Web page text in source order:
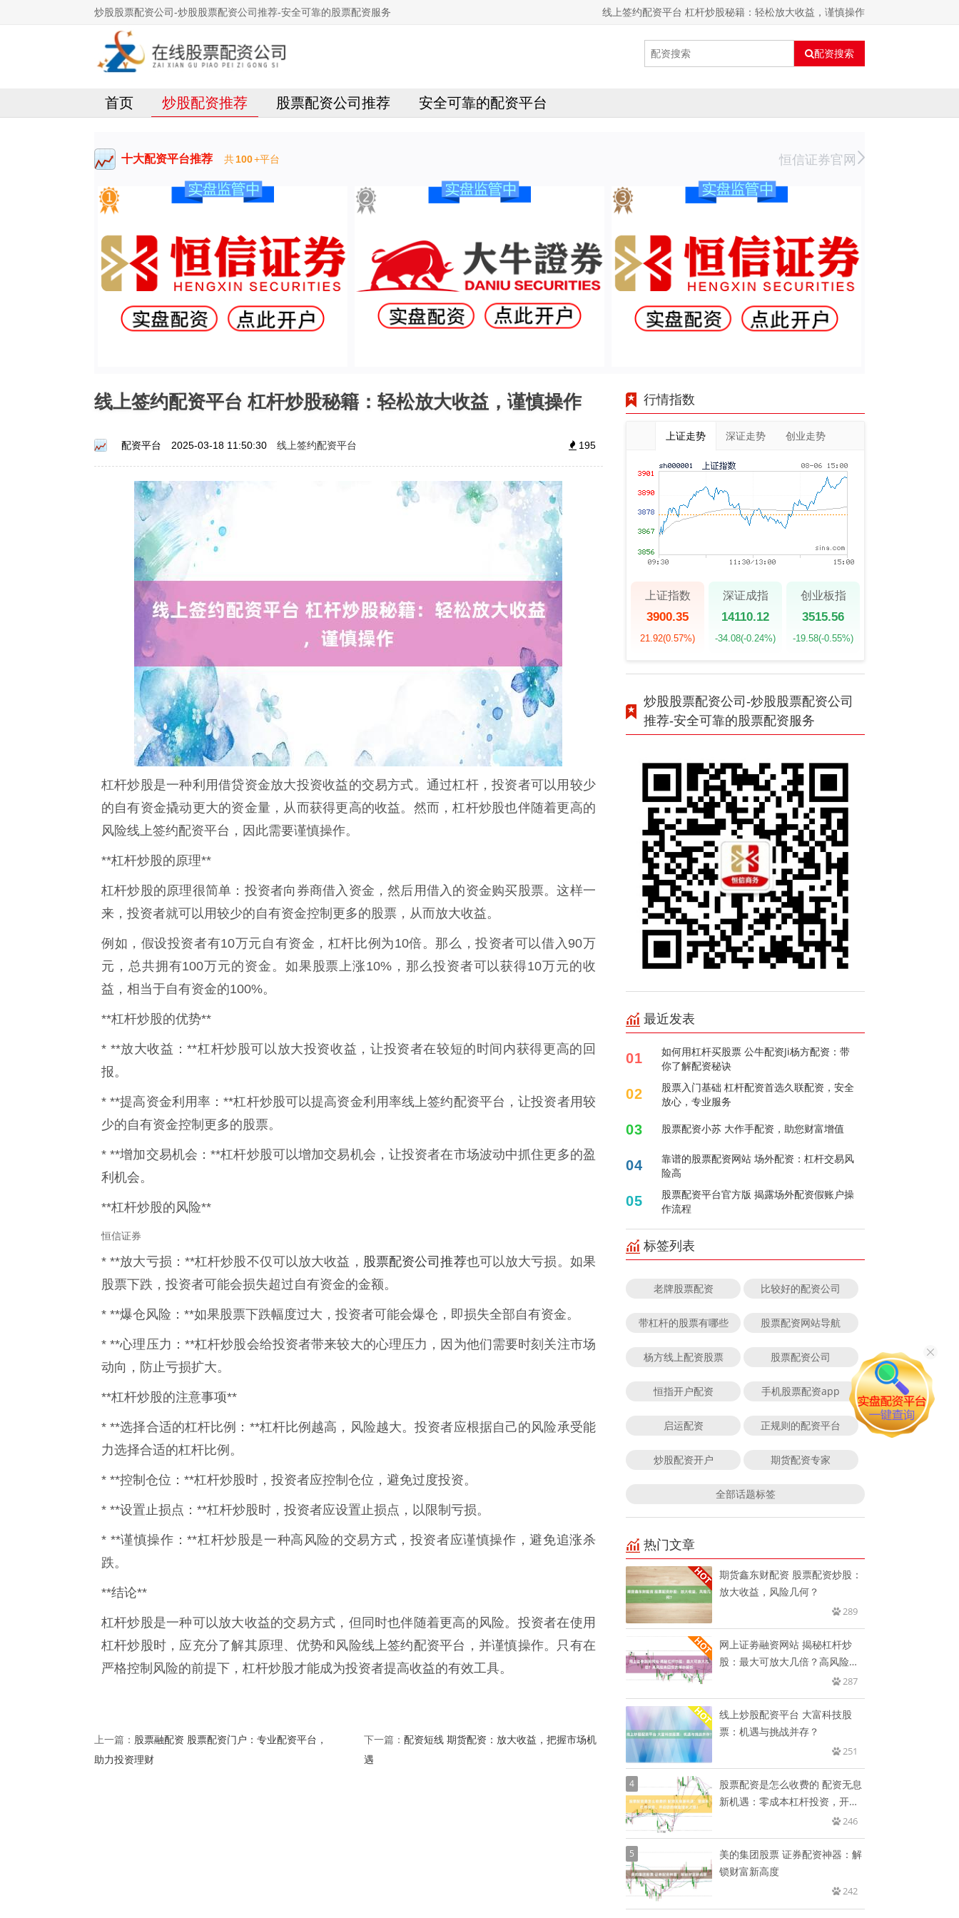
炒股股票配资公司-炒股股票配资公司推荐-安全可靠的股票配资服务 线上签约配资平台 杠杆炒股秘籍：轻松放大收益，谨慎操作
配资搜索
首页 炒股配资推荐 股票配资公司推荐 安全可靠的配资平台
十大配资平台推荐 共100+平台 恒信证券官网
线上签约配资平台 杠杆炒股秘籍：轻松放大收益，谨慎操作
配资平台 2025-03-18 11:50:30 线上签约配资平台 195
杠杆炒股是一种利用借贷资金放大投资收益的交易方式。通过杠杆，投资者可以用较少
的自有资金撬动更大的资金量，从而获得更高的收益。然而，杠杆炒股也伴随着更高的
风险线上签约配资平台，因此需要谨慎操作。
**杠杆炒股的原理**
杠杆炒股的原理很简单：投资者向券商借入资金，然后用借入的资金购买股票。这样一
来，投资者就可以用较少的自有资金控制更多的股票，从而放大收益。
例如，假设投资者有10万元自有资金，杠杆比例为10倍。那么，投资者可以借入90万
元，总共拥有100万元的资金。如果股票上涨10%，那么投资者可以获得10万元的收
益，相当于自有资金的100%。
**杠杆炒股的优势**
* **放大收益：**杠杆炒股可以放大投资收益，让投资者在较短的时间内获得更高的回
报。
* **提高资金利用率：**杠杆炒股可以提高资金利用率线上签约配资平台，让投资者用较
少的自有资金控制更多的股票。
* **增加交易机会：**杠杆炒股可以增加交易机会，让投资者在市场波动中抓住更多的盈
利机会。
**杠杆炒股的风险**
恒信证券
* **放大亏损：**杠杆炒股不仅可以放大收益， 股票配资公司推荐也可以放大亏损。如果
股票下跌，投资者可能会损失超过自有资金的金额。
* **爆仓风险：**如果股票下跌幅度过大，投资者可能会爆仓，即损失全部自有资金。
* **心理压力：**杠杆炒股会给投资者带来较大的心理压力，因为他们需要时刻关注市场
动向，防止亏损扩大。
**杠杆炒股的注意事项**
* **选择合适的杠杆比例：**杠杆比例越高，风险越大。投资者应根据自己的风险承受能
力选择合适的杠杆比例。
* **控制仓位：**杠杆炒股时，投资者应控制仓位，避免过度投资。
* **设置止损点：**杠杆炒股时，投资者应设置止损点，以限制亏损。
* **谨慎操作：**杠杆炒股是一种高风险的交易方式，投资者应谨慎操作，避免追涨杀
跌。
**结论**
杠杆炒股是一种可以放大收益的交易方式，但同时也伴随着更高的风险。投资者在使用
杠杆炒股时，应充分了解其原理、优势和风险线上签约配资平台，并谨慎操作。只有在
严格控制风险的前提下，杠杆炒股才能成为投资者提高收益的有效工具。
上一篇： 股票融配资 股票配资门户：专业配资平台，
助力投资理财
下一篇： 配资短线 期货配资：放大收益，把握市场机
遇
行情指数
上证走势 深证走势 创业走势
上证指数
3900.35
21.92(0.57%)
深证成指
14110.12
-34.08(-0.24%)
创业板指
3515.56
-19.58(-0.55%)
炒股股票配资公司-炒股股票配资公司
推荐-安全可靠的股票配资服务
最近发表
01
如何用杠杆买股票 公牛配资Ji杨方配资：带
你了解配资秘诀
02
股票入门基础 杠杆配资首选久联配资，安全
放心，专业服务
03 股票配资小苏 大作手配资，助您财富增值
04
靠谱的股票配资网站 场外配资：杠杆交易风
险高
05
股票配资平台官方版 揭露场外配资假账户操
作流程
标签列表
老牌股票配资 比较好的配资公司
带杠杆的股票有哪些 股票配资网站导航
杨方线上配资股票 股票配资公司
恒指开户配资 手机股票配资app
启运配资 正规则的配资平台
炒股配资开户 期货配资专家
全部话题标签
热门文章
期货鑫东财配资 股票配资炒股：
放大收益，风险几何？
289
网上证劵融资网站 揭秘杠杆炒
股：最大可放大几倍？高风险高
287
线上炒股配资平台 大富科技股
票：机遇与挑战并存？
251
4
股票配资是怎么收费的 配资无息
新机遇：零成本杠杆投资，开启
246
5
美的集团股票 证券配资神器：解
锁财富新高度
242